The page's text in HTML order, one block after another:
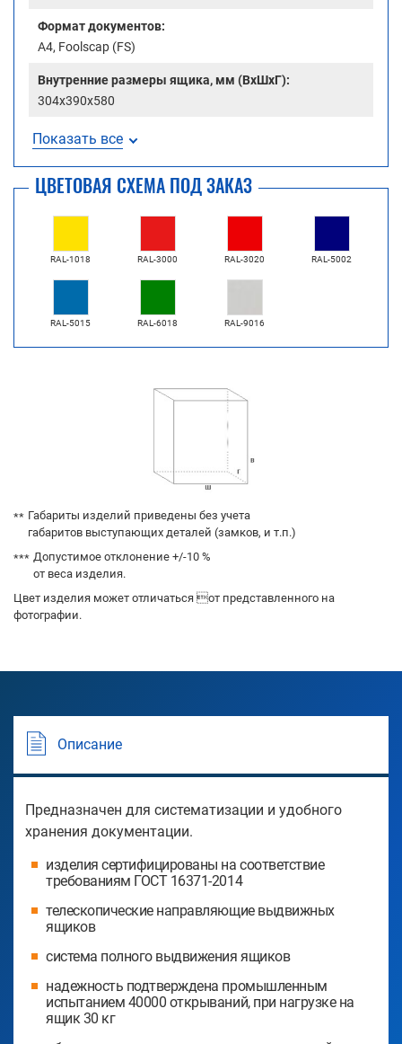
Формат документов:
A4, Foolscap (FS)
Внутренние размеры ящика, мм (ВхШхГ):
304х390х580
Показать все
ЦВЕТОВАЯ СХЕМА ПОД ЗАКАЗ
RAL-1018 RAL-3000 RAL-3020 RAL-5002
RAL-5015 RAL-6018 RAL-9016
Габариты изделий приведены без учета
габаритов выступающих деталей (замков, и т.п.)
Допустимое отклонение +/-10 %
от веса изделия.
Цвет изделия может отличаться от представленного на
фотографии.
Описание
Предназначен для систематизации и удобного
хранения документации.
изделия сертифицированы на соответствие
требованиям ГОСТ 16371-2014
телескопические направляющие выдвижных
ящиков
система полного выдвижения ящиков
надежность подтверждена промышленным
испытанием 40000 открываний, при нагрузке на
ящик 30 кг